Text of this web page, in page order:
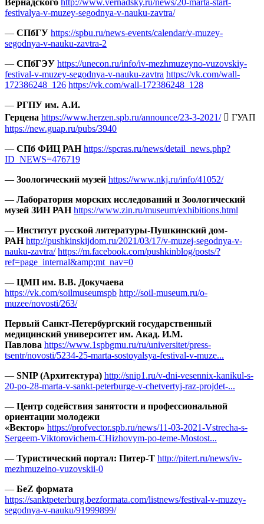
Вернадского http://www.vernadsky.ru/news/20-marta-start-
festivalya-v-muzey-segodnya-v-nauku-zavtra/
— СПбГУ https://spbu.ru/news-events/calendar/v-muzey-
segodnya-v-nauku-zavtra-2
— СПбГЭУ https://unecon.ru/info/iv-mezhmuzeyno-vuzovskiy-
festival-v-muzey-segodnya-v-nauku-zavtra https://vk.com/wall-
172386248_126 https://vk.com/wall-172386248_128
— РГПУ им. А.И.
Герцена https://www.herzen.spb.ru/announce/23-3-2021/ ГУАП
https://new.guap.ru/pubs/3940
— СПб ФИЦ РАНhttps://spcras.ru/news/detail_news.php?
ID_NEWS=476719
— Зоологический музей https://www.nkj.ru/info/41052/
— Лаборатория морских исследований и Зоологический
музей ЗИН РАНhttps://www.zin.ru/museum/exhibitions.html
— Институт русской литературы-Пушкинский дом-
РАНhttp://pushkinskijdom.ru/2021/03/17/v-muzej-segodnya-v-
nauku-zavtra/ https://m.facebook.com/pushkinblog/posts/?
ref=page_internal&amp;mt_nav=0
— ЦМП им. В.В. Докучаева
https://vk.com/soilmuseumspb http://soil-museum.ru/o-
muzee/novosti/263/
Первый Санкт-Петербургский государственный
медицинский университет им. Акад. И.М.
Павлова https://www.1spbgmu.ru/ru/universitet/press-
tsentr/novosti/5234-25-marta-sostoyalsya-festival-v-muze...
— SNIP (Архитектура) http://snip1.ru/v-dni-vesennix-kanikul-s-
20-po-28-marta-v-sankt-peterburge-v-chetvertyj-raz-projdet-...
— Центр содействия занятости и профессиональной
ориентации молодежи
«Вектор» https://profvector.spb.ru/news/11-03-2021-Vstrecha-s-
Sergeem-Viktorovichem-CHizhovym-po-teme-Mostost...
— Туристический портал: Питер-Т http://pitert.ru/news/iv-
mezhmuzeino-vuzovskii-0
— БеZ формата
https://sanktpeterburg.bezformata.com/listnews/festival-v-muzey-
segodnya-v-nauku/91999899/